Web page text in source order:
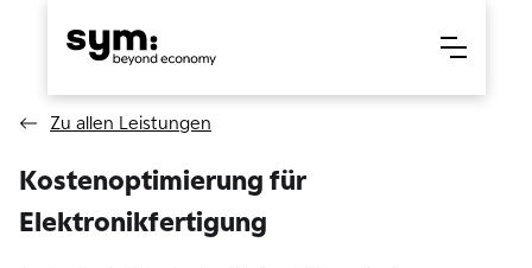
Zu allen Leistungen
Kostenoptimierung für
Elektronikfertigung